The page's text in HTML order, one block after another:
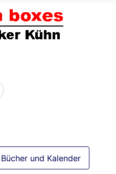
und Kalender